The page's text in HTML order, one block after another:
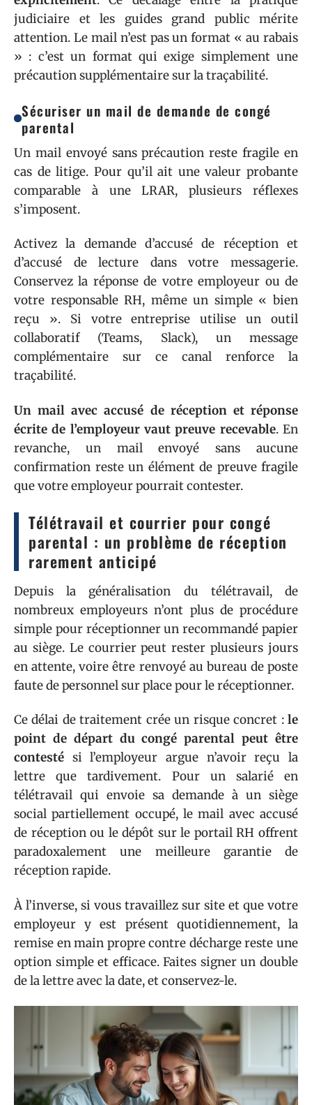
judiciaire et les guides grand public mérite
attention. Le mail n’est pas un format « au rabais
» : c’est un format qui exige simplement une
précaution supplémentaire sur la traçabilité.
Sécuriser un mail de demande de congé
parental
Un mail envoyé sans précaution reste fragile en
cas de litige. Pour qu’il ait une valeur probante
comparable à une LRAR, plusieurs réflexes
s’imposent.
Activez la demande d’accusé de réception et
d’accusé de lecture dans votre messagerie.
Conservez la réponse de votre employeur ou de
votre responsable RH, même un simple « bien
reçu ». Si votre entreprise utilise un outil
collaboratif (Teams, Slack), un message
complémentaire sur ce canal renforce la
traçabilité.
Un mail avec accusé de réception et réponse
écrite de l’employeur vaut preuve recevable. En
revanche, un mail envoyé sans aucune
confirmation reste un élément de preuve fragile
que votre employeur pourrait contester.
Télétravail et courrier pour congé
parental : un problème de réception
rarement anticipé
Depuis la généralisation du télétravail, de
nombreux employeurs n’ont plus de procédure
simple pour réceptionner un recommandé papier
au siège. Le courrier peut rester plusieurs jours
en attente, voire être renvoyé au bureau de poste
faute de personnel sur place pour le réceptionner.
Ce délai de traitement crée un risque concret : le
point de départ du congé parental peut être
contesté si l’employeur argue n’avoir reçu la
lettre que tardivement. Pour un salarié en
télétravail qui envoie sa demande à un siège
social partiellement occupé, le mail avec accusé
de réception ou le dépôt sur le portail RH offrent
paradoxalement une meilleure garantie de
réception rapide.
À l’inverse, si vous travaillez sur site et que votre
employeur y est présent quotidiennement, la
remise en main propre contre décharge reste une
option simple et efficace. Faites signer un double
de la lettre avec la date, et conservez-le.